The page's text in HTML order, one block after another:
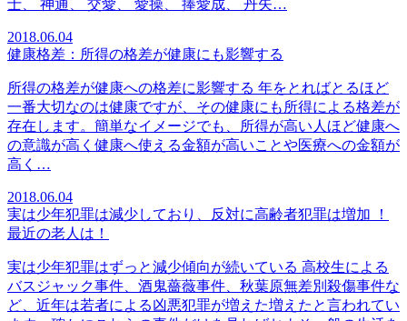
士、 神通、 交愛、 愛操、 捧愛成、 丹矢…
2018.06.04
健康格差：所得の格差が健康にも影響する
所得の格差が健康への格差に影響する 年をとればとるほど
一番大切なのは健康ですが、その健康にも所得による格差が
存在します。簡単なイメージでも、所得が高い人ほど健康へ
の意識が高く健康へ使える金額が高いことや医療への金額が
高く…
2018.06.04
実は少年犯罪は減少しており、反対に高齢者犯罪は増加 ！
最近の老人は！
実は少年犯罪はずっと減少傾向が続いている 高校生による
バスジャック事件、酒鬼薔薇事件、秋葉原無差別殺傷事件な
ど、近年は若者による凶悪犯罪が増えた増えたと言われてい